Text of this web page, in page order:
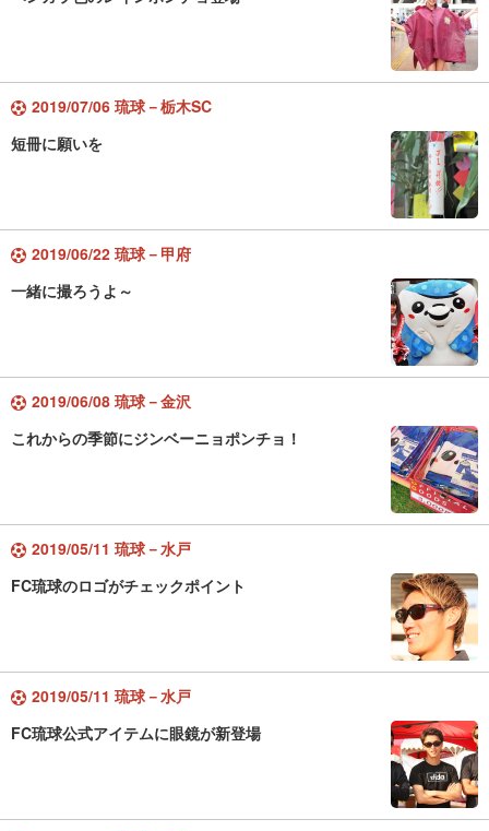
2019/07/06 琉球－栃木SC
短冊に願いを
2019/06/22 琉球－甲府
一緒に撮ろうよ～
2019/06/08 琉球－金沢
これからの季節にジンベーニョポンチョ！
2019/05/11 琉球－水戸
FC琉球のロゴがチェックポイント
2019/05/11 琉球－水戸
FC琉球公式アイテムに眼鏡が新登場